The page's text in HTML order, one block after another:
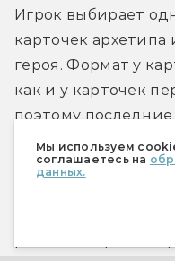
Мы используем
соглашаетесь на
данных.
Игрок выбирает
карточек архетипа
героя. Формат у
как и у карточек
поэтому
использовать и в
ровно тот же